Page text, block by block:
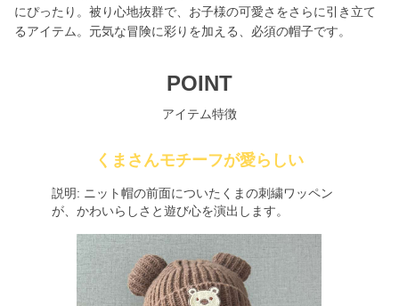
にぴったり。被り心地抜群で、お子様の可愛さをさらに引き立て
るアイテム。元気な冒険に彩りを加える、必須の帽子です。
POINT
アイテム特徴
くまさんモチーフが愛らしい
説明: ニット帽の前面についたくまの刺繍ワッペン
が、かわいらしさと遊び心を演出します。